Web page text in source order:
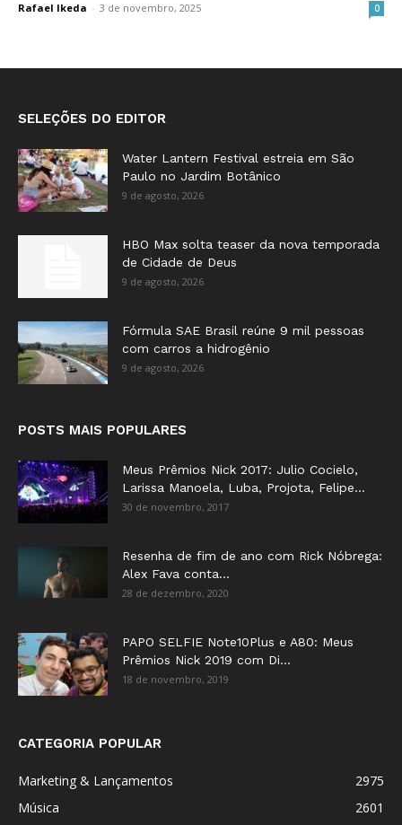
Rafael Ikeda - 3 de novembro, 2025 0
SELEÇÕES DO EDITOR
Water Lantern Festival estreia em São
Paulo no Jardim Botânico
9 de agosto, 2026
HBO Max solta teaser da nova temporada
de Cidade de Deus
9 de agosto, 2026
Fórmula SAE Brasil reúne 9 mil pessoas
com carros a hidrogênio
9 de agosto, 2026
POSTS MAIS POPULARES
Meus Prêmios Nick 2017: Julio Cocielo,
Larissa Manoela, Luba, Projota, Felipe...
30 de novembro, 2017
Resenha de fim de ano com Rick Nóbrega:
Alex Fava conta...
28 de dezembro, 2020
PAPO SELFIE Note10Plus e A80: Meus
Prêmios Nick 2019 com Di...
18 de novembro, 2019
CATEGORIA POPULAR
Marketing & Lançamentos
2975
Música
2601